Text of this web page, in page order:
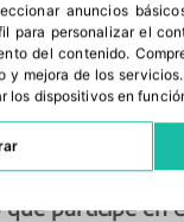
a través de
participe en
anuncios
para personalizar el
del contenido.
y mejora de los servicios.
los dispositivos en